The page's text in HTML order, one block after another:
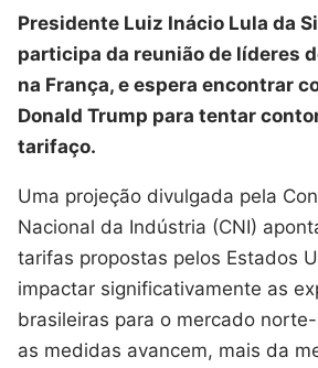
Presidente Luiz Inácio Lula da
participa da reunião de líderes
na França, e espera encontrar
Donald Trump para tentar
tarifaço.
Uma projeção divulgada pela
Nacional da Indústria (CNI)
tarifas propostas pelos Estados
impactar significativamente as
brasileiras para o mercado
as medidas avancem, mais da